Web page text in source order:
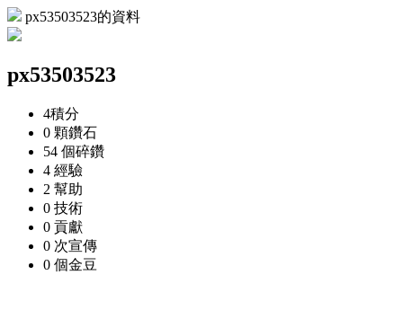
px53503523的資料
px53503523
4積分
0 顆鑽石
54 個碎鑽
4 經驗
2 幫助
0 技術
0 貢獻
0 次宣傳
0 個金豆